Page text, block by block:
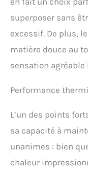
superposer sans
excessif. De plus,
matière douce au
sensation
Performance
L’un des points
sa capacité à
unanimes : bien
chaleur